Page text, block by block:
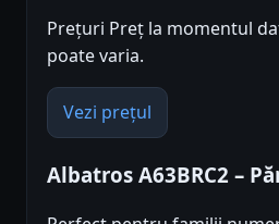
Prețuri Preț la momentul
poate varia.
Vezi prețul
Albatros A63BRC2 –